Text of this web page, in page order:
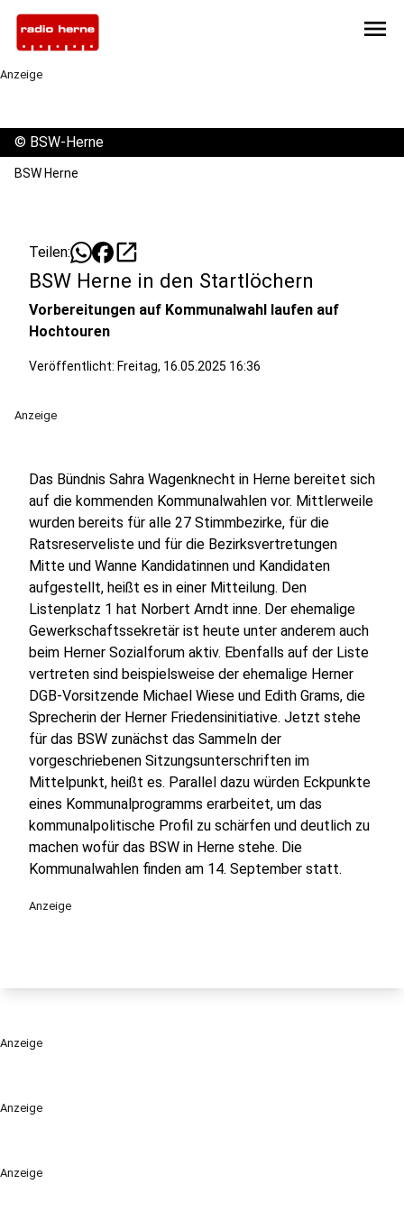
menu
Anzeige
Anzeige
Anzeige
© BSW-Herne
BSW Herne
Teilen: open_in_new
BSW Herne in den Startlöchern
Vorbereitungen auf Kommunalwahl laufen auf
Hochtouren
Veröffentlicht: Freitag, 16.05.2025 16:36
Anzeige
Das Bündnis Sahra Wagenknecht in Herne bereitet sich
auf die kommenden Kommunalwahlen vor. Mittlerweile
wurden bereits für alle 27 Stimmbezirke, für die
Ratsreserveliste und für die Bezirksvertretungen
Mitte und Wanne Kandidatinnen und Kandidaten
aufgestellt, heißt es in einer Mitteilung. Den
Listenplatz 1 hat Norbert Arndt inne. Der ehemalige
Gewerkschaftssekretär ist heute unter anderem auch
beim Herner Sozialforum aktiv. Ebenfalls auf der Liste
vertreten sind beispielsweise der ehemalige Herner
DGB-Vorsitzende Michael Wiese und Edith Grams, die
Sprecherin der Herner Friedensinitiative. Jetzt stehe
für das BSW zunächst das Sammeln der
vorgeschriebenen Sitzungsunterschriften im
Mittelpunkt, heißt es. Parallel dazu würden Eckpunkte
eines Kommunalprogramms erarbeitet, um das
kommunalpolitische Profil zu schärfen und deutlich zu
machen wofür das BSW in Herne stehe. Die
Kommunalwahlen finden am 14. September statt.
Anzeige
Anzeige